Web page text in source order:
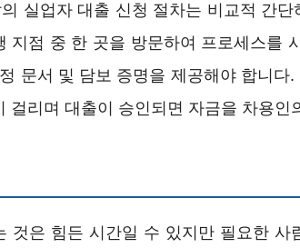
실업자 대출 신청 절차는 비교적 간
지점 중 한 곳을 방문하여 프로세스를
문서 및 담보 증명을 제공해야 합니다
걸리며 대출이 승인되면 자금을 차용인
것은 힘든 시간일 수 있지만 필요한 사